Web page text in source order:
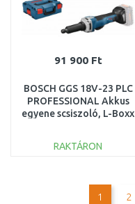
91 900 Ft
BOSCH GGS 18V-23 PLC
PROFESSIONAL Akkus
egyene scsiszoló, L-Boxx
RAKTÁRON
Összehasonlítás
1 2